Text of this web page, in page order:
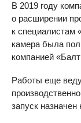
В 2019 году
о расширении
к специалистам
камера была
компанией
Работы еще
запуск назначен